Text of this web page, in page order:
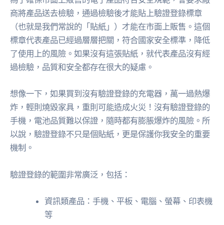
商將產品送去檢驗，通過檢驗後才能貼上驗證登錄標章
（也就是我們常說的「貼紙」）才能在市面上販售。這個
標章代表產品已經過層層把關，符合國家安全標準，降低
了使用上的風險。如果沒有這張貼紙，就代表產品沒有經
過檢驗，品質和安全都存在很大的疑慮。
想像一下，如果買到沒有驗證登錄的充電器，萬一過熱爆
炸，輕則燒毀家具，重則可能造成火災！沒有驗證登錄的
手機，電池品質難以保證，隨時都有膨脹爆炸的風險。所
以說，驗證登錄不只是個貼紙，更是保護你我安全的重要
機制。
驗證登錄的範圍非常廣泛，包括：
資訊類產品：手機、平板、電腦、螢幕、印表機
等